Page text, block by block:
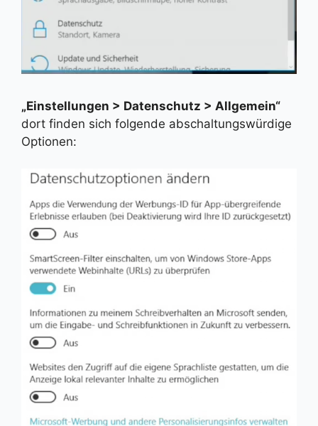
„Einstellungen > Datenschutz > Allgemein“
dort finden sich folgende abschaltungswürdige
Optionen: